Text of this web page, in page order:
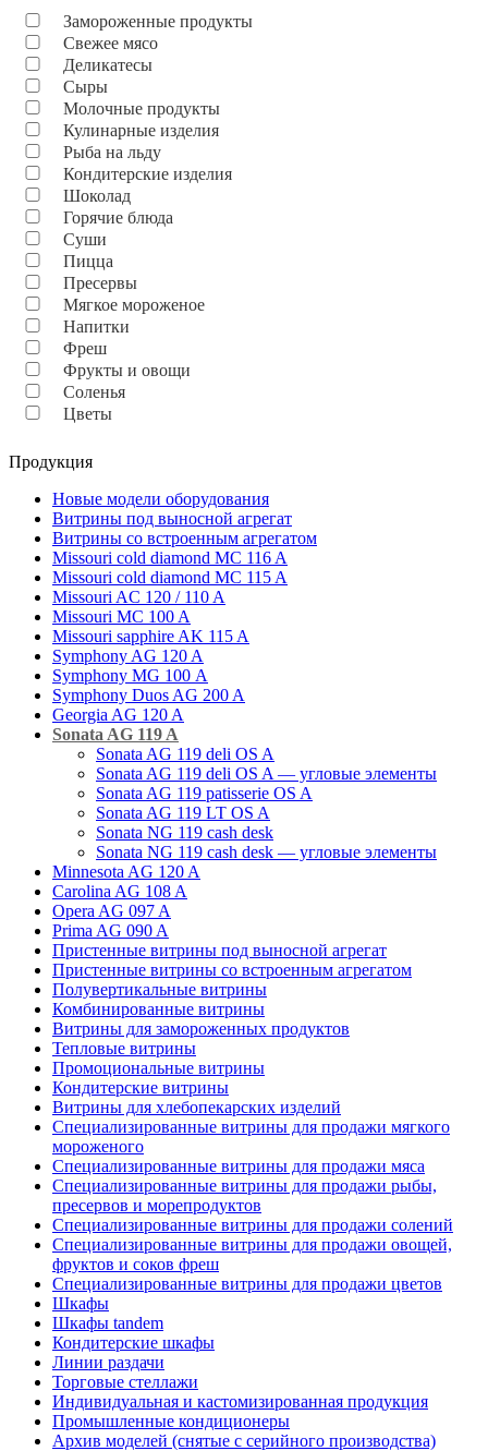
Замороженные продукты
Свежее мясо
Деликатесы
Сыры
Молочные продукты
Кулинарные изделия
Рыба на льду
Кондитерские изделия
Шоколад
Горячие блюда
Суши
Пицца
Пресервы
Мягкое мороженое
Напитки
Фреш
Фрукты и овощи
Соленья
Цветы
Продукция
Новые модели оборудования
Витрины под выносной агрегат
Витрины со встроенным агрегатом
Missouri cold diamond MC 116 A
Missouri cold diamond MC 115 A
Missouri AC 120 / 110 A
Missouri MC 100 A
Missouri sapphire AK 115 A
Symphony AG 120 A
Symphony MG 100 А
Symphony Duos AG 200 A
Georgia AG 120 A
Sonata AG 119 A
Sonata AG 119 deli OS A
Sonata AG 119 deli OS A — угловые элементы
Sonata AG 119 patisserie OS A
Sonata AG 119 LT OS A
Sonata NG 119 cash desk
Sonata NG 119 cash desk — угловые элементы
Minnesota AG 120 A
Carolina AG 108 A
Opera AG 097 A
Prima AG 090 A
Пристенные витрины под выносной агрегат
Пристенные витрины со встроенным агрегатом
Полувертикальные витрины
Комбинированные витрины
Витрины для замороженных продуктов
Тепловые витрины
Промоциональные витрины
Кондитерские витрины
Витрины для хлебопекарских изделий
Специализированные витрины для продажи мягкого
мороженого
Специализированные витрины для продажи мяса
Специализированные витрины для продажи рыбы,
пресервов и морепродуктов
Специализированные витрины для продажи солений
Специализированные витрины для продажи овощей,
фруктов и соков фреш
Специализированные витрины для продажи цветов
Шкафы
Шкафы tandem
Кондитерские шкафы
Линии раздачи
Торговые стеллажи
Индивидуальная и кастомизированная продукция
Промышленные кондиционеры
Архив моделей (снятые с серийного производства)